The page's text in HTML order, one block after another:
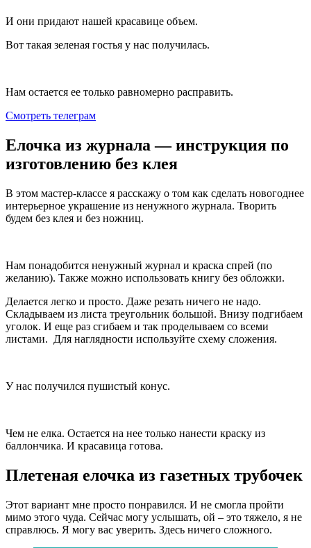
И они придают нашей красавице объем.
Вот такая зеленая гостья у нас получилась.
Нам остается ее только равномерно расправить.
Смотреть телеграм
Елочка из журнала — инструкция по
изготовлению без клея
В этом мастер-классе я расскажу о том как сделать новогоднее
интерьерное украшение из ненужного журнала. Творить
будем без клея и без ножниц.
Нам понадобится ненужный журнал и краска спрей (по
желанию). Также можно использовать книгу без обложки.
Делается легко и просто. Даже резать ничего не надо.
Складываем из листа треугольник большой. Внизу подгибаем
уголок. И еще раз сгибаем и так проделываем со всеми
листами. Для наглядности используйте схему сложения.
У нас получился пушистый конус.
Чем не елка. Остается на нее только нанести краску из
баллончика. И красавица готова.
Плетеная елочка из газетных трубочек
Этот вариант мне просто понравился. И не смогла пройти
мимо этого чуда. Сейчас могу услышать, ой – это тяжело, я не
справлюсь. Я могу вас уверить. Здесь ничего сложного.